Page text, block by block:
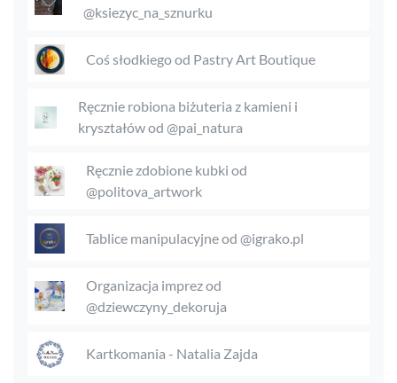
@ksiezyc_na_sznurku
Coś słodkiego od Pastry Art Boutique
Ręcznie robiona biżuteria z kamieni i
kryształów od @pai_natura
Ręcznie zdobione kubki od
@politova_artwork
Tablice manipulacyjne od @igrako.pl
Organizacja imprez od
@dziewczyny_dekoruja
Kartkomania - Natalia Zajda